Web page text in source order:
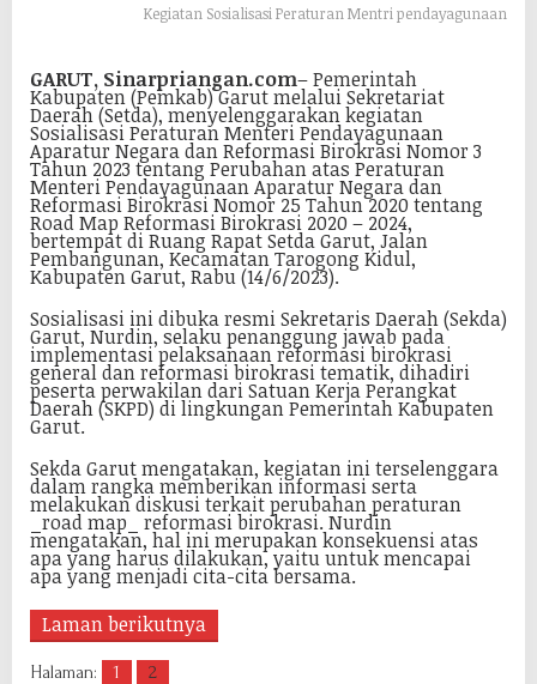
Kegiatan Sosialisasi Peraturan Mentri pendayagunaan
GARUT, Sinarpriangan.com– Pemerintah
Kabupaten (Pemkab) Garut melalui Sekretariat
Daerah (Setda), menyelenggarakan kegiatan
Sosialisasi Peraturan Menteri Pendayagunaan
Aparatur Negara dan Reformasi Birokrasi Nomor 3
Tahun 2023 tentang Perubahan atas Peraturan
Menteri Pendayagunaan Aparatur Negara dan
Reformasi Birokrasi Nomor 25 Tahun 2020 tentang
Road Map Reformasi Birokrasi 2020 – 2024,
bertempat di Ruang Rapat Setda Garut, Jalan
Pembangunan, Kecamatan Tarogong Kidul,
Kabupaten Garut, Rabu (14/6/2023).
Sosialisasi ini dibuka resmi Sekretaris Daerah (Sekda)
Garut, Nurdin, selaku penanggung jawab pada
implementasi pelaksanaan reformasi birokrasi
general dan reformasi birokrasi tematik, dihadiri
peserta perwakilan dari Satuan Kerja Perangkat
Daerah (SKPD) di lingkungan Pemerintah Kabupaten
Garut.
Sekda Garut mengatakan, kegiatan ini terselenggara
dalam rangka memberikan informasi serta
melakukan diskusi terkait perubahan peraturan
_road map_ reformasi birokrasi. Nurdin
mengatakan, hal ini merupakan konsekuensi atas
apa yang harus dilakukan, yaitu untuk mencapai
apa yang menjadi cita-cita bersama.
Laman berikutnya
Halaman: 1 2